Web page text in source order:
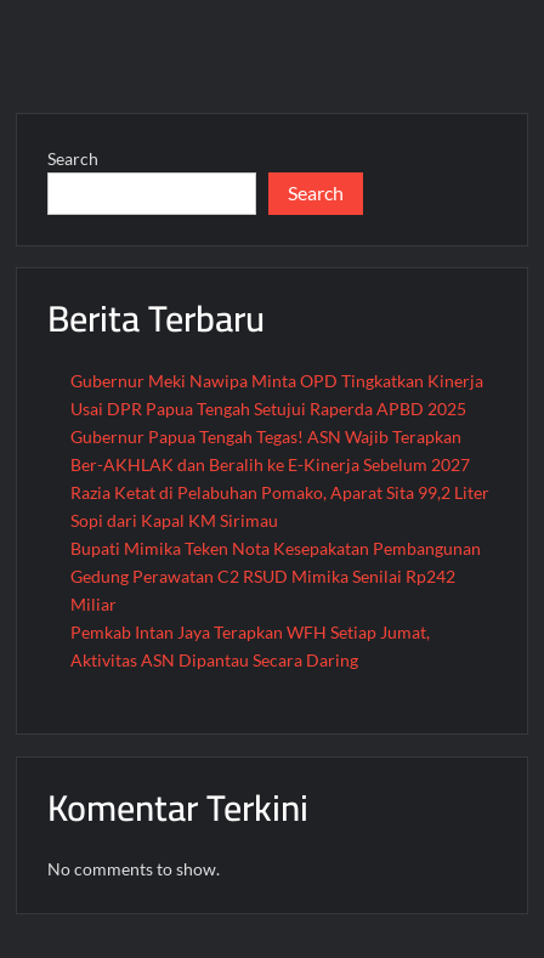
dari
Nawipa:
Takut
Bermimpi
Besar
Search
Search
Berita Terbaru
Gubernur Meki Nawipa Minta OPD Tingkatkan Kinerja
Usai DPR Papua Tengah Setujui Raperda APBD 2025
Gubernur Papua Tengah Tegas! ASN Wajib Terapkan
Ber-AKHLAK dan Beralih ke E-Kinerja Sebelum 2027
Razia Ketat di Pelabuhan Pomako, Aparat Sita 99,2 Liter
Sopi dari Kapal KM Sirimau
Bupati Mimika Teken Nota Kesepakatan Pembangunan
Gedung Perawatan C2 RSUD Mimika Senilai Rp242
Miliar
Pemkab Intan Jaya Terapkan WFH Setiap Jumat,
Aktivitas ASN Dipantau Secara Daring
Komentar Terkini
No comments to show.